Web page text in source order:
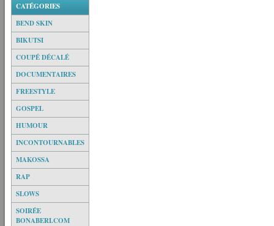
CATÉGORIES
BEND SKIN
BIKUTSI
COUPÉ DÉCALÉ
DOCUMENTAIRES
FREESTYLE
GOSPEL
HUMOUR
INCONTOURNABLES
MAKOSSA
RAP
SLOWS
SOIRÉE
BONABERI.COM